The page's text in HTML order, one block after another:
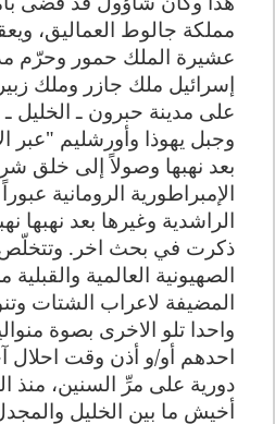
مملكة جالوط العماليق،
عشيرة الملك حمور وحرّم
إسرائيل ملك جازر وملك
على مدينة حبرون ـ الخليل ـ
وجبل يهوذا وأورشليم "عبر
بعد نهبها وصولاً إلى خلق
الإمبراطورية الرومانية
الراشدية وغيرها بعد نهبها
ذكرت في بحث اخر. وتتخلّص
الصهيونية العالمية
المضيفة لاعراب الشتات
واحدا تلو الاخرى بصوة
احدهم أو/و أذن وقت احلال
دورية على مرِّ السنين، منذ
أخيش ما بين الخليل